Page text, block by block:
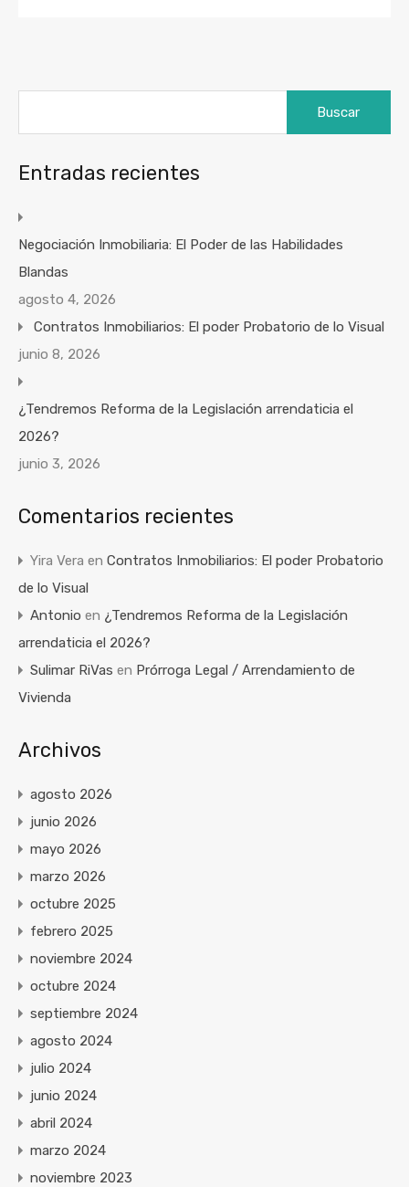
Entradas recientes
Negociación Inmobiliaria: El Poder de las Habilidades
Blandas
agosto 4, 2026
Contratos Inmobiliarios: El poder Probatorio de lo Visual
junio 8, 2026
¿Tendremos Reforma de la Legislación arrendaticia el
2026?
junio 3, 2026
Comentarios recientes
Yira Vera en Contratos Inmobiliarios: El poder Probatorio
de lo Visual
Antonio en ¿Tendremos Reforma de la Legislación
arrendaticia el 2026?
Sulimar RiVas en Prórroga Legal / Arrendamiento de
Vivienda
Archivos
agosto 2026
junio 2026
mayo 2026
marzo 2026
octubre 2025
febrero 2025
noviembre 2024
octubre 2024
septiembre 2024
agosto 2024
julio 2024
junio 2024
abril 2024
marzo 2024
noviembre 2023